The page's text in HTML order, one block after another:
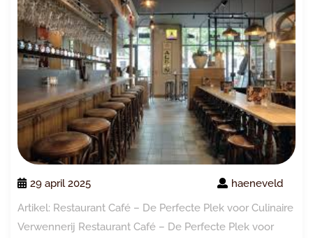
29 april 2025
haeneveld
Artikel: Restaurant Café – De Perfecte Plek voor Culinaire
Verwennerij Restaurant Café – De Perfecte Plek voor